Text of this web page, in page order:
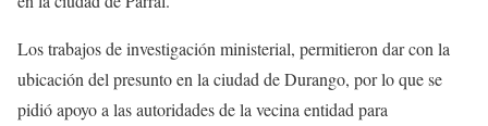
Los trabajos de investigación ministerial, permitieron dar con la
ubicación del presunto en la ciudad de Durango, por lo que se
pidió apoyo a las autoridades de la vecina entidad para